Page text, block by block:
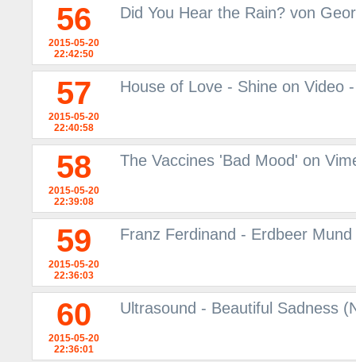
56
2015-05-20
22:42:50
Did You Hear the Rain? von
57
2015-05-20
22:40:58
House of Love - Shine on Video
58
2015-05-20
22:39:08
The Vaccines 'Bad Mood' on
59
2015-05-20
22:36:03
Franz Ferdinand - Erdbeer
60
2015-05-20
22:36:01
Ultrasound - Beautiful Sadness